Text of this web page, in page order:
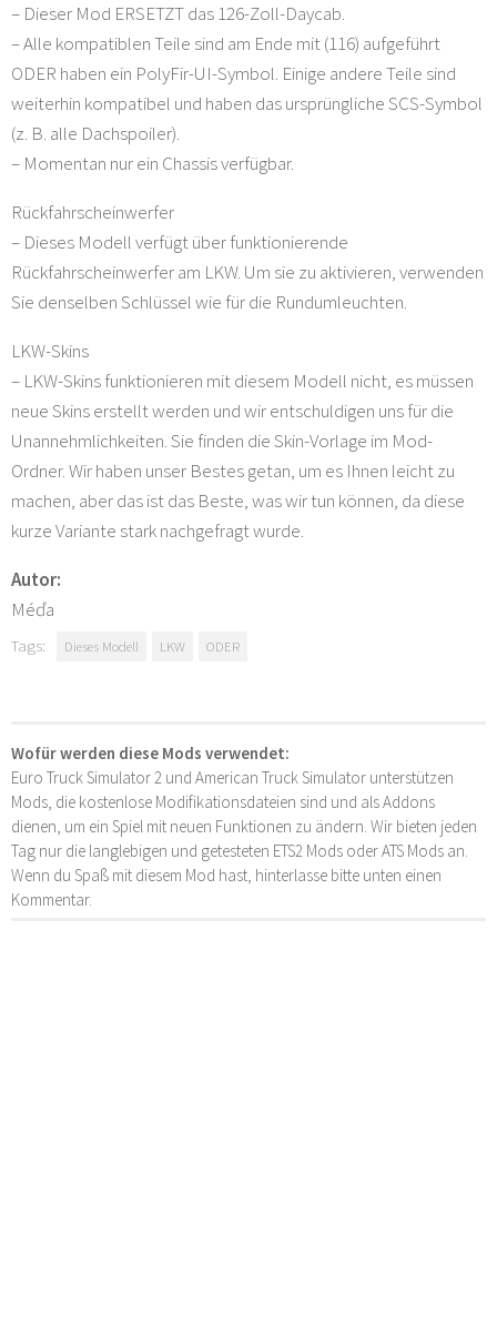
– Dieser Mod ERSETZT das 126-Zoll-Daycab.
– Alle kompatiblen Teile sind am Ende mit (116) aufgeführt
ODER haben ein PolyFir-UI-Symbol. Einige andere Teile sind
weiterhin kompatibel und haben das ursprüngliche SCS-Symbol
(z. B. alle Dachspoiler).
– Momentan nur ein Chassis verfügbar.
Rückfahrscheinwerfer
– Dieses Modell verfügt über funktionierende
Rückfahrscheinwerfer am LKW. Um sie zu aktivieren, verwenden
Sie denselben Schlüssel wie für die Rundumleuchten.
LKW-Skins
– LKW-Skins funktionieren mit diesem Modell nicht, es müssen
neue Skins erstellt werden und wir entschuldigen uns für die
Unannehmlichkeiten. Sie finden die Skin-Vorlage im Mod-
Ordner. Wir haben unser Bestes getan, um es Ihnen leicht zu
machen, aber das ist das Beste, was wir tun können, da diese
kurze Variante stark nachgefragt wurde.
Autor:
Méďa
Tags: Dieses Modell LKW ODER
Wofür werden diese Mods verwendet:
Euro Truck Simulator 2 und American Truck Simulator unterstützen
Mods, die kostenlose Modifikationsdateien sind und als Addons
dienen, um ein Spiel mit neuen Funktionen zu ändern. Wir bieten jeden
Tag nur die langlebigen und getesteten ETS2 Mods oder ATS Mods an.
Wenn du Spaß mit diesem Mod hast, hinterlasse bitte unten einen
Kommentar.